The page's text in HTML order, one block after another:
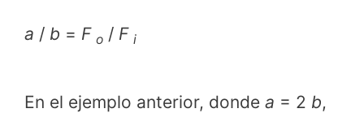
a / b = F o / F i
En el ejemplo anterior, donde a = 2 b,